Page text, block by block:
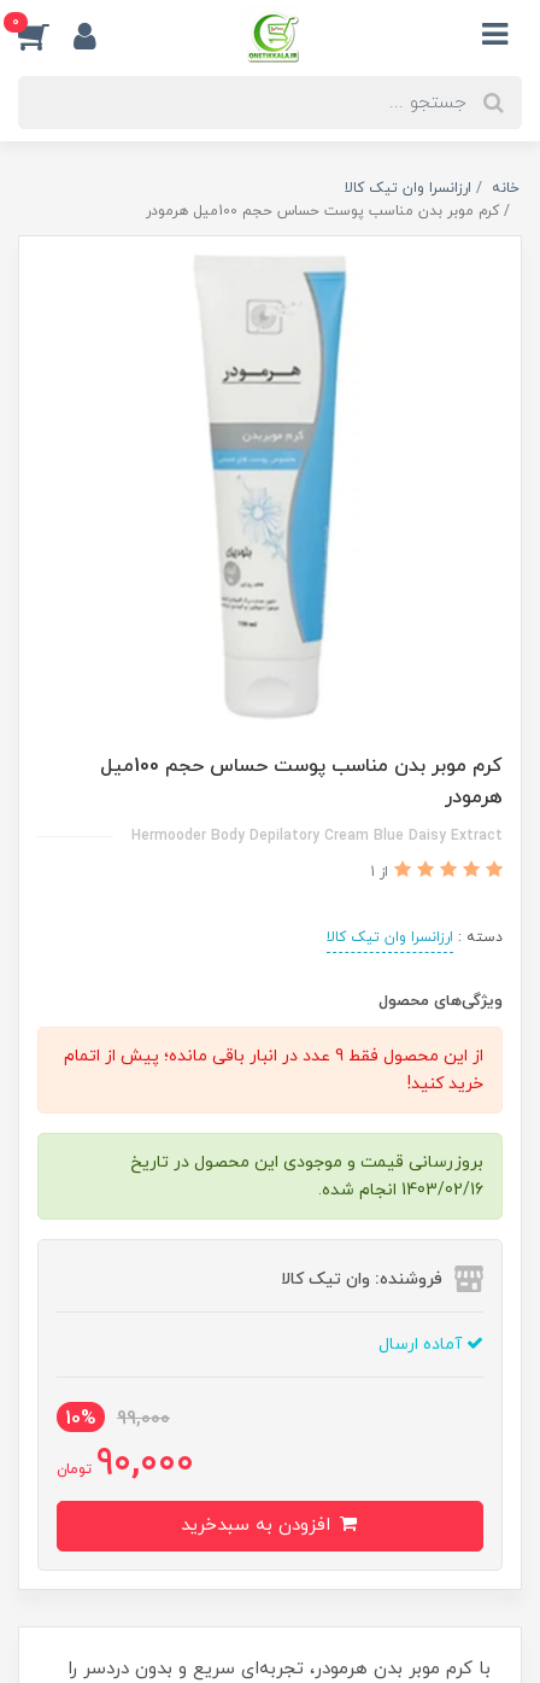
0
خانه
ارزانسرا وان تیک کالا
کرم موبر بدن مناسب پوست حساس حجم 100میل هرمودر
کرم موبر بدن مناسب پوست حساس حجم 100میل
هرمودر
Hermooder Body Depilatory Cream Blue Daisy Extract
از 1
دسته : ارزانسرا وان تیک کالا
ویژگی‌های محصول
از این محصول فقط 9 عدد در انبار باقی مانده؛ پیش از اتمام
خرید کنید!
بروزرسانی قیمت و موجودی این محصول در تاریخ
1403/02/16 انجام شده.
فروشنده: وان تیک کالا
آماده ارسال
99,000
10%
90,000 تومان
با کرم موبر بدن هرمودر، تجربه‌ای سریع و بدون دردسر را